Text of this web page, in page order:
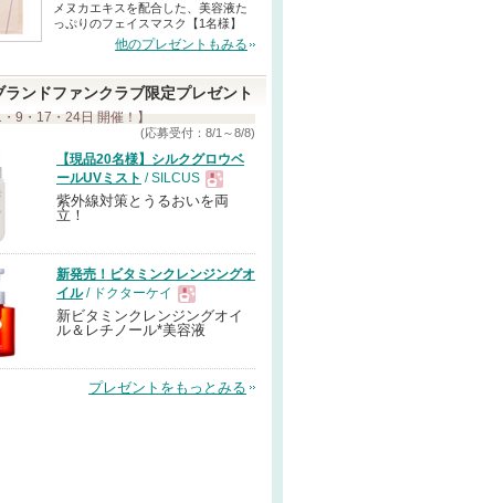
メヌカエキスを配合した、美容液た
っぷりのフェイスマスク【1名様】
他のプレゼントもみる
ランドファンクラブ限定プレゼント
・9・17・24日 開催！】
(応募受付：8/1～8/8)
【現品20名様】シルクグロウベ
ールUVミスト / SILCUS
現
品
紫外線対策とうるおいを両
立！
新発売！ビタミンクレンジングオ
イル/ ドクターケイ
現
品
新ビタミンクレンジングオイ
ル＆レチノール*美容液
プレゼントをもっとみる